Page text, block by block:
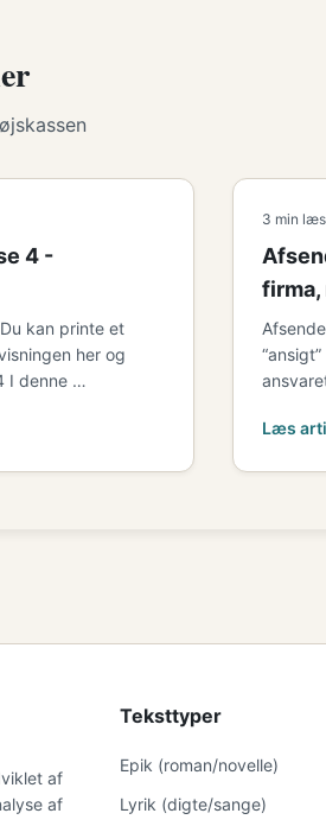
4 -
kan printe et
her og
I denne …
3 min
firma,
Læs
af
af
Teksttyper
Epik (roman/novelle)
Lyrik (digte/sange)